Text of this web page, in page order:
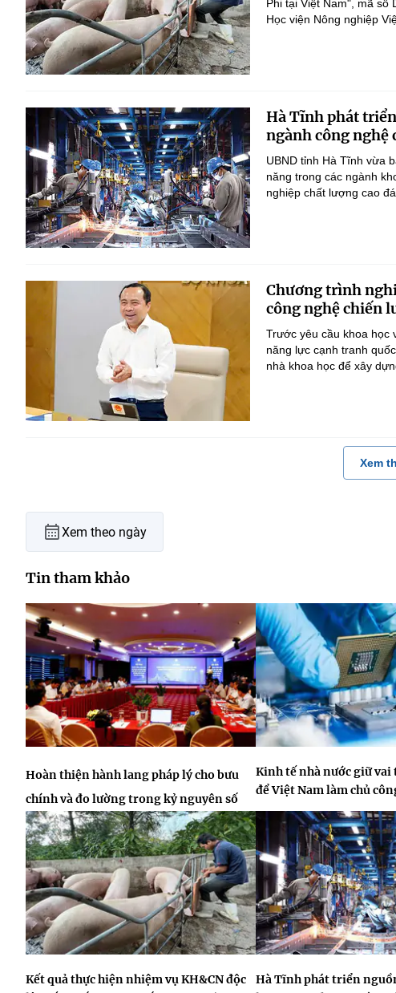
Phi tại Việt Nam", mã số
Học viện Nông nghiệp
Hà Tĩnh phát
ngành công nghệ
UBND tỉnh Hà Tĩnh vừa
năng trong các ngành
nghiệp chất lượng cao
Chương trình
công nghệ chiến
Trước yêu cầu khoa học
năng lực cạnh tranh
nhà khoa học để xây
Xem
Xem theo ngày
Tin tham khảo
Hoàn thiện hành lang pháp lý cho bưu
chính và đo lường trong kỷ nguyên số
Kinh tế nhà nước giữ
để Việt Nam làm chủ
Kết quả thực hiện nhiệm vụ KH&CN độc
Hà Tĩnh phát triển